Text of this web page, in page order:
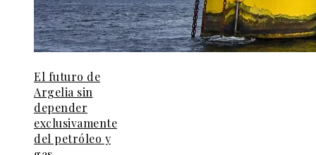
El futuro de
Argelia sin
depender
exclusivamente
del petróleo y